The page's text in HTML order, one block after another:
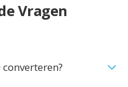
Vragen